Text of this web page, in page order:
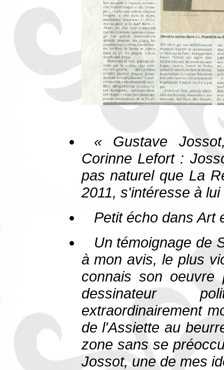
« Gustave
Corinne Lefort :
pas naturel que La
2011, s'intéresse à lui
Petit écho dansArt
Un témoignage de
à mon avis, le plus
connais son
dessinateur
extraordinairement
de l'Assiette au
zone sans se
Jossot, une de mes